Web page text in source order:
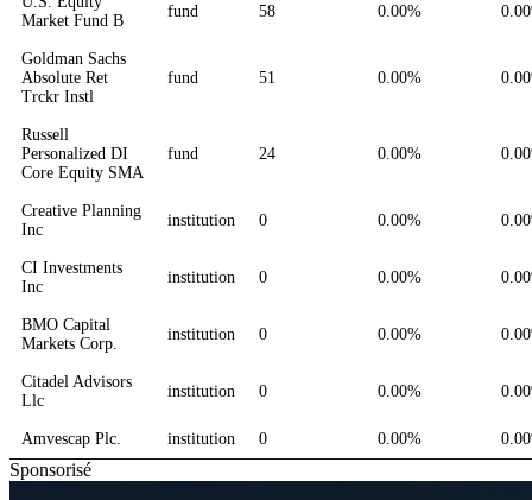
Market Fund B
fund 58 0.00%
Goldman Sachs
Absolute Ret
Trckr Instl
fund 51 0.00%
Russell
Personalized DI
Core Equity SMA
fund 24 0.00%
Creative Planning
Inc
institution 0 0.00%
CI Investments
Inc
institution 0 0.00%
BMO Capital
Markets Corp.
institution 0 0.00%
Citadel Advisors
Llc
institution 0 0.00%
Amvescap Plc. institution 0 0.00%
Sponsorisé